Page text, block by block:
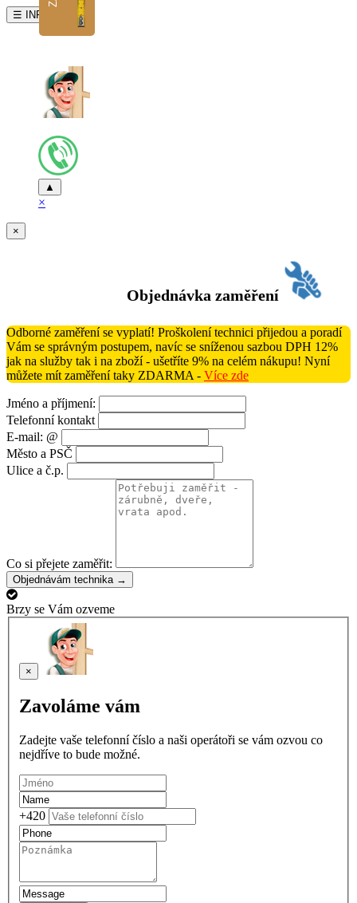
☰ INFO
▲
×
×
Objednávka zaměření
Odborné zaměření se vyplatí! Proškolení technici přijedou a poradí
Vám se správným postupem, navíc se sníženou sazbou DPH 12%
jak na služby tak i na zboží - ušetříte 9% na celém nákupu! Nyní
můžete mít zaměření taky ZDARMA - Více zde
Jméno a příjmení:
Telefonní kontakt
E-mail: @
Město a PSČ
Ulice a č.p.
Co si přejete zaměřit:
Objednávám technika →
Brzy se Vám ozveme
×
Zavoláme vám
Zadejte vaše telefonní číslo a naši operátoři se vám ozvou co
nejdříve to bude možné.
+420